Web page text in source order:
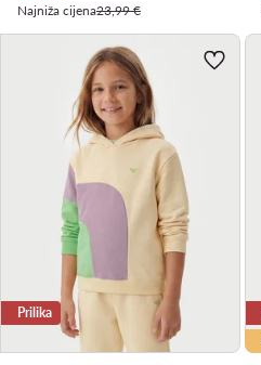
Najniža cijena23,99 €
Prilika